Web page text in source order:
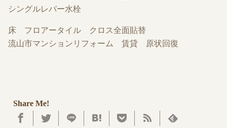
シングルレバー水栓
床 フロアータイル クロス全面貼替
流山市マンションリフォーム 賃貸 原状回復
Share Me!